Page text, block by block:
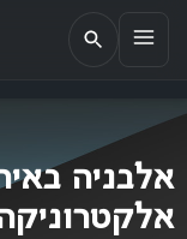
אתר הבית של